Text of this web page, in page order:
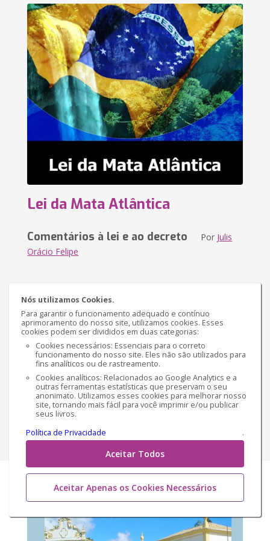
Nós utilizamos Cookies.
Para garantir o funcionamento adequado e contínuo
aprimoramento do nosso site, utilizamos cookies. Esses
cookies podem ser divididos em duas categorias:
Cookies necessários: Essenciais para o correto
funcionamento do nosso site. Eles não são utilizados para
fins analíticos ou de rastreamento.
Cookies analíticos: Relacionados ao Google Analytics e a
outras ferramentas estatísticas que preservam o seu
anonimato. Utilizamos esses cookies para melhorar nosso
site, tornando mais fácil para você imprimir e/ou publicar
seus livros.
Política de Privacidade
.
Aceitar Todos
Aceitar Apenas os Cookies Necessários
Lei da Mata Atlântica
Comentários à lei e ao decreto Por Julis
Orácio Felipe
Sinopse
Desvende a Lei da Mata Atlântica: Usos Permitidos,
Desafios e Oportunidades Proprietário rural ou urbano
na Mata Atlântica? Engenheiro, advogado ou
estudante de direito ambiental? Você sabe q...
Versão impressa € 8,81
Versão Ebook € 6,75
Comprar